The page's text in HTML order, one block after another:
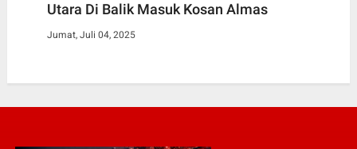
Utara Di Balik Masuk Kosan Almas
Jumat, Juli 04, 2025